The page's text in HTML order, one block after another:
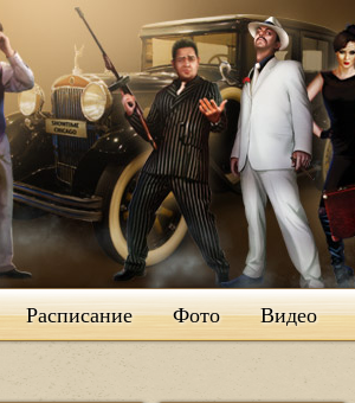
Расписание Фото Видео